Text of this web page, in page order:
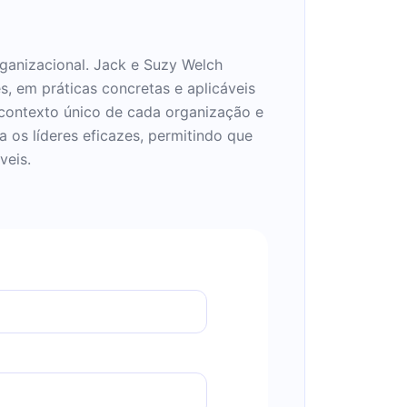
Jack e Suzy Welch
em práticas concretas e aplicáveis
único de cada organização e
os líderes eficazes, permitindo que